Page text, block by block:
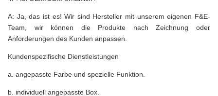
A: Ja, das ist es! Wir sind Hersteller mit unserem eigenen F&E-
Team, wir können die Produkte nach Zeichnung oder
Anforderungen des Kunden anpassen.
Kundenspezifische Dienstleistungen
a. angepasste Farbe und spezielle Funktion.
b. individuell angepasste Box.